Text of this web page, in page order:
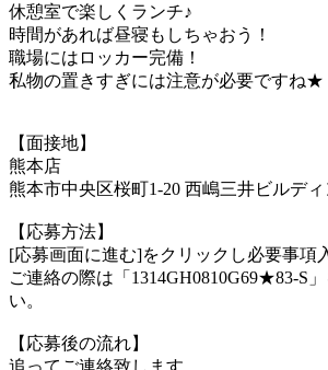
休憩室で楽しくランチ♪
時間があれば昼寝もしちゃおう！
職場にはロッカー完備！
私物の置きすぎには注意が必要ですね★
【面接地】
熊本店
熊本市中央区桜町1-20 西嶋三井ビルディ
【応募方法】
[応募画面に進む]をクリックし必要事項
ご連絡の際は「1314GH0810G69★83-S
い。
【応募後の流れ】
追ってご連絡致します。